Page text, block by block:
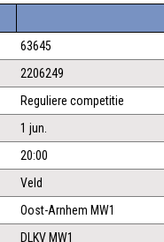
63645
2206249
Reguliere competitie
1 jun.
20:00
Veld
Oost-Arnhem MW1
DLKV MW1